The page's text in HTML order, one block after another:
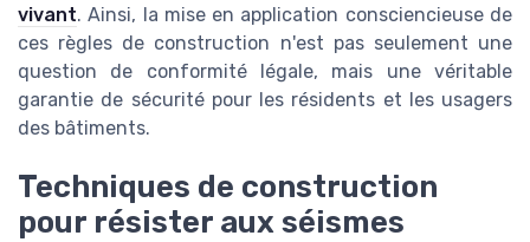
vivant. Ainsi, la mise en application consciencieuse de
ces règles de construction n'est pas seulement une
question de conformité légale, mais une véritable
garantie de sécurité pour les résidents et les usagers
des bâtiments.
Techniques de construction
pour résister aux séismes